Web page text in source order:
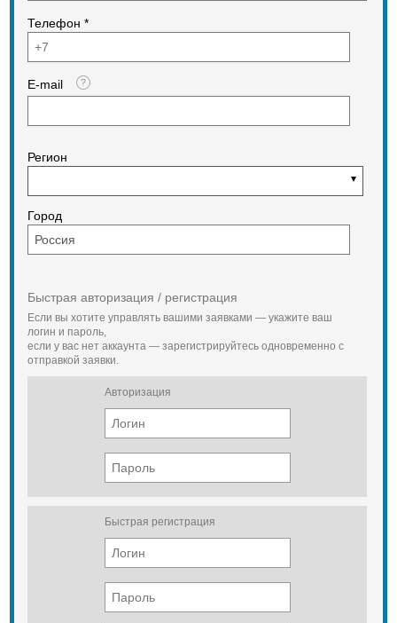
Телефон *
E-mail
Регион
Город
Быстрая авторизация / регистрация
Если вы хотите управлять вашими заявками — укажите ваш
логин и пароль,
если у вас нет аккаунта — зарегистрируйтесь одновременно с
отправкой заявки.
Авторизация
Быстрая регистрация